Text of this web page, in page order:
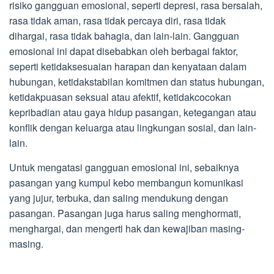
risiko gangguan emosional, seperti depresi, rasa bersalah,
rasa tidak aman, rasa tidak percaya diri, rasa tidak
dihargai, rasa tidak bahagia, dan lain-lain. Gangguan
emosional ini dapat disebabkan oleh berbagai faktor,
seperti ketidaksesuaian harapan dan kenyataan dalam
hubungan, ketidakstabilan komitmen dan status hubungan,
ketidakpuasan seksual atau afektif, ketidakcocokan
kepribadian atau gaya hidup pasangan, ketegangan atau
konflik dengan keluarga atau lingkungan sosial, dan lain-
lain.
Untuk mengatasi gangguan emosional ini, sebaiknya
pasangan yang kumpul kebo membangun komunikasi
yang jujur, terbuka, dan saling mendukung dengan
pasangan. Pasangan juga harus saling menghormati,
menghargai, dan mengerti hak dan kewajiban masing-
masing.